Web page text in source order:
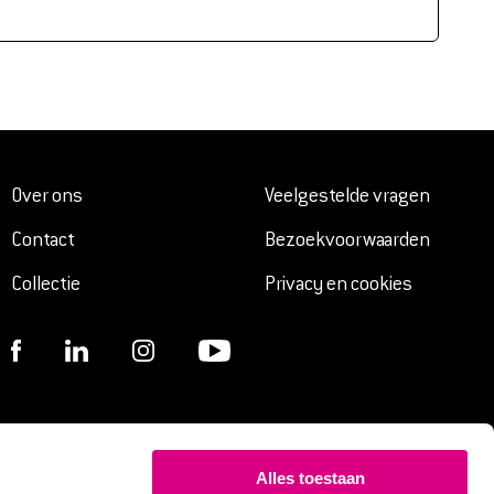
Alles toestaan
Over ons
Contact
Collectie
Veelgestelde vragen
Bezoekvoorwaarden
Privacy en cookies